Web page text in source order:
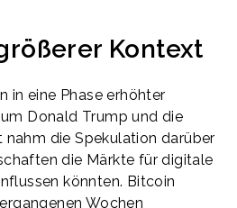
Kontext
in eine Phase erhöhter
Donald Trump und die
die Spekulation darüber
die Märkte für digitale
könnten. Bitcoin
Wochen